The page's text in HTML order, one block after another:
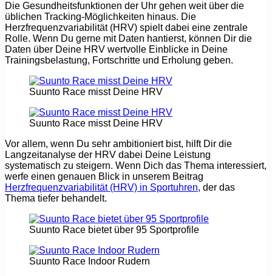
Die Gesundheitsfunktionen der Uhr gehen weit über die
üblichen Tracking-Möglichkeiten hinaus. Die
Herzfrequenzvariabilität (HRV) spielt dabei eine zentrale
Rolle. Wenn Du gerne mit Daten hantierst, können Dir die
Daten über Deine HRV wertvolle Einblicke in Deine
Trainingsbelastung, Fortschritte und Erholung geben.
Suunto Race misst Deine HRV
Suunto Race misst Deine HRV
Vor allem, wenn Du sehr ambitioniert bist, hilft Dir die
Langzeitanalyse der HRV dabei Deine Leistung
systematisch zu steigern. Wenn Dich das Thema interessiert,
werfe einen genauen Blick in unserem Beitrag
Herzfrequenzvariabilität (HRV) in Sportuhren, der das
Thema tiefer behandelt.
Suunto Race bietet über 95 Sportprofile
Suunto Race Indoor Rudern